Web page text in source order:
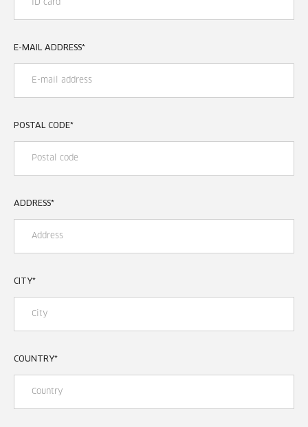
E-MAIL ADDRESS*
POSTAL CODE*
ADDRESS*
CITY*
COUNTRY*